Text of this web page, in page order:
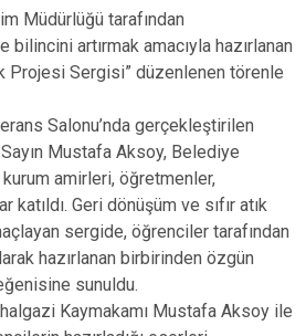
Sivrihisar
Odunpazarı
Müdürlüğü tarafından
artırmak amacıyla hazırlanan
Projesi Sergisi” düzenlenen törenle
Salonu’nda gerçekleştirilen
Mustafa Aksoy, Belediye
kurum amirleri, öğretmenler,
Geri dönüşüm ve sıfır atık
sergide, öğrenciler tarafından
hazırlanan birbirinden özgün
sunuldu.
Kaymakamı Mustafa Aksoy ile